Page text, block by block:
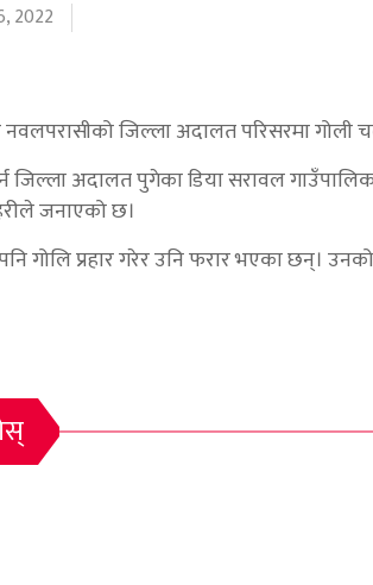
2022
जिल्ला अदालत परिसरमा गोली
जिल्ला अदालत पुगेका डिया सरावल
जनाएको छ।
गोलि प्रहार गरेर उनि फरार भएका छन्।